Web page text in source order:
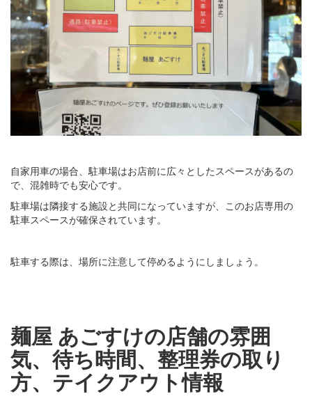
自家用車の場合、駐車場はお店前に広々としたスペースがあるの
で、混雑時でも安心です。
駐車場は隣接する施設と共同になっていますが、このお店専用の
駐車スペースが確保されています。
駐車する際は、場所に注意して停めるようにしましょう。
麺屋 あごすけの店舗の雰囲
気、待ち時間、整理券の取り
方、テイクアウト情報